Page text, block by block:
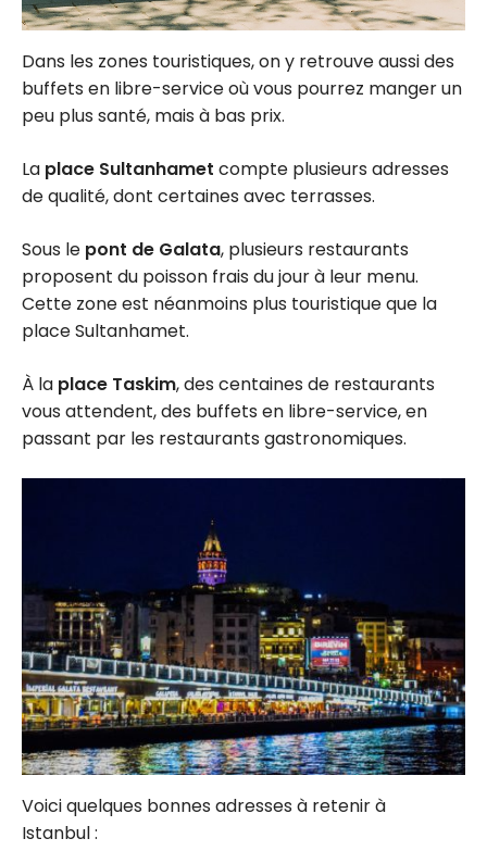
Dans les zones touristiques, on y retrouve aussi des
buffets en libre-service où vous pourrez manger un
peu plus santé, mais à bas prix.
La place Sultanhamet compte plusieurs adresses
de qualité, dont certaines avec terrasses.
Sous le pont de Galata, plusieurs restaurants
proposent du poisson frais du jour à leur menu.
Cette zone est néanmoins plus touristique que la
place Sultanhamet.
À la place Taskim, des centaines de restaurants
vous attendent, des buffets en libre-service, en
passant par les restaurants gastronomiques.
Voici quelques bonnes adresses à retenir à
Istanbul :